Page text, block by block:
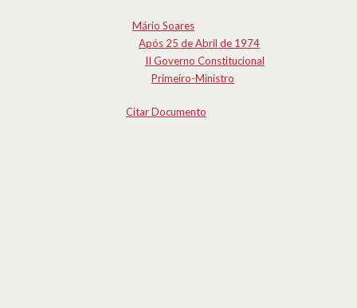
Mário Soares
Após 25 de Abril de 1974
II Governo Constitucional
Primeiro-Ministro
Citar Documento